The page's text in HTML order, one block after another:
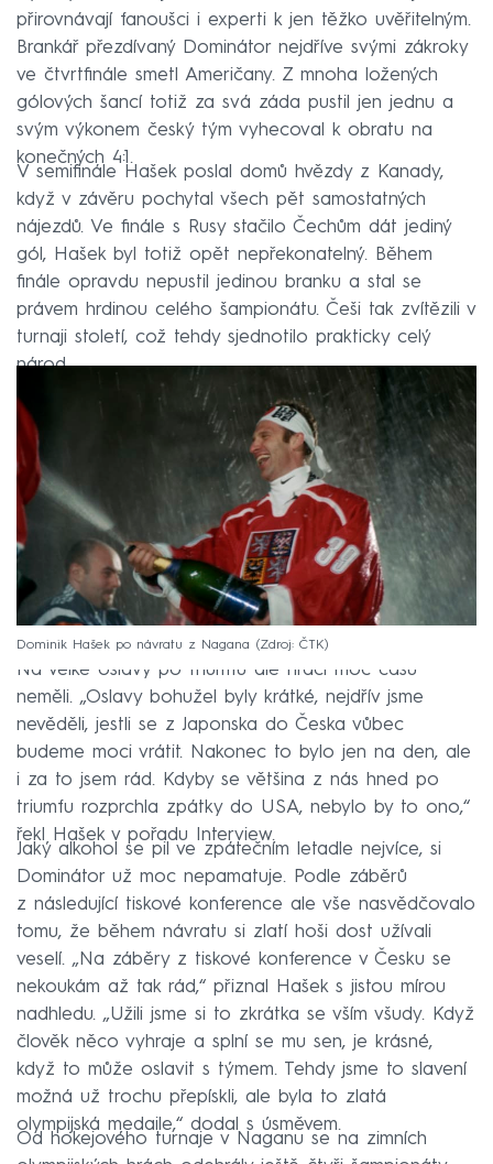
přirovnávají fanoušci i experti k jen těžko uvěřitelným.
Brankář přezdívaný Dominátor nejdříve svými zákroky
ve čtvrtfinále smetl Američany. Z mnoha ložených
gólových šancí totiž za svá záda pustil jen jednu a
svým výkonem český tým vyhecoval k obratu na
konečných 4:1.
V semifinále Hašek poslal domů hvězdy z Kanady,
když v závěru pochytal všech pět samostatných
nájezdů. Ve finále s Rusy stačilo Čechům dát jediný
gól, Hašek byl totiž opět nepřekonatelný. Během
finále opravdu nepustil jedinou branku a stal se
právem hrdinou celého šampionátu. Češi tak zvítězili v
turnaji století, což tehdy sjednotilo prakticky celý
národ.
Dominik Hašek po návratu z Nagana Zdroj: ČTK
Na velké oslavy po triumfu ale hráči moc času
neměli. „Oslavy bohužel byly krátké, nejdřív jsme
nevěděli, jestli se z Japonska do Česka vůbec
budeme moci vrátit. Nakonec to bylo jen na den, ale
i za to jsem rád. Kdyby se většina z nás hned po
triumfu rozprchla zpátky do USA, nebylo by to ono,“
řekl Hašek v pořadu Interview.
Jaký alkohol se pil ve zpátečním letadle nejvíce, si
Dominátor už moc nepamatuje. Podle záběrů
z následující tiskové konference ale vše nasvědčovalo
tomu, že během návratu si zlatí hoši dost užívali
veselí. „Na záběry z tiskové konference v Česku se
nekoukám až tak rád,“ přiznal Hašek s jistou mírou
nadhledu. „Užili jsme si to zkrátka se vším všudy. Když
člověk něco vyhraje a splní se mu sen, je krásné,
když to může oslavit s týmem. Tehdy jsme to slavení
možná už trochu přepískli, ale byla to zlatá
olympijská medaile,“ dodal s úsměvem.
Od hokejového turnaje v Naganu se na zimních